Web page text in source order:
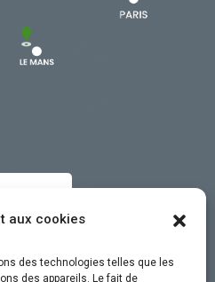
aux cookies
des technologies telles que les
des appareils. Le fait de